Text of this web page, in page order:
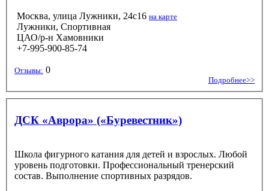
Москва, улица Лужники, 24с16 на карте
Лужники, Спортивная
ЦАО/р-н Хамовники
+7-995-900-85-74
Отзывы: 0
Подробнее>>
ДСК «Аврора» («Буревестник»)
Школа фигурного катания для детей и взрослых. Любой
уровень подготовки. Профессиональный тренерский
состав. Выполнение спортивных разрядов.